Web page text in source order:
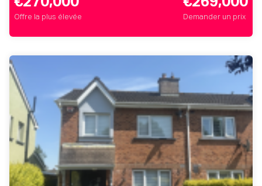
Offre la plus élevée Demander un prix